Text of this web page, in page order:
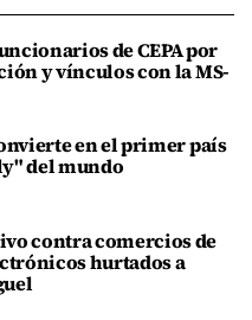
de CEPA por
y vínculos con la MS-
en el primer país
del mundo
contra comercios de
hurtados a